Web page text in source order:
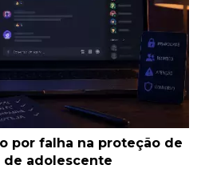
por falha na proteção de
de adolescente